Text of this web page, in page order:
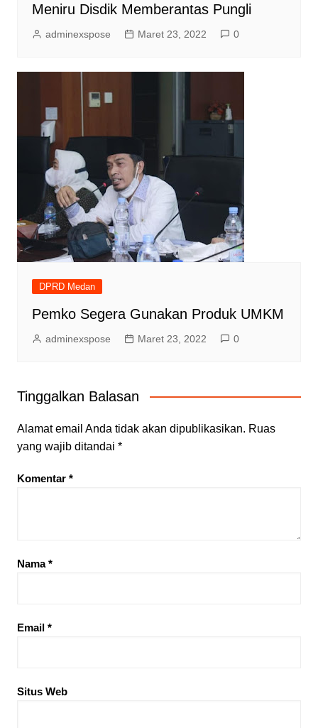
Meniru Disdik Memberantas Pungli
adminexspose Maret 23, 2022 0
DPRD Medan
Pemko Segera Gunakan Produk UMKM
adminexspose Maret 23, 2022 0
Tinggalkan Balasan
Alamat email Anda tidak akan dipublikasikan. Ruas
yang wajib ditandai *
Komentar *
Nama*
Email *
Situs Web